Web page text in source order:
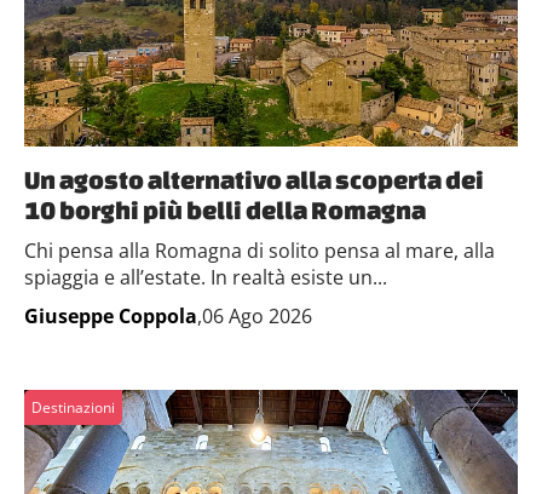
Un agosto alternativo alla scoperta dei
10 borghi più belli della Romagna
Chi pensa alla Romagna di solito pensa al mare, alla
spiaggia e all’estate. In realtà esiste un...
Giuseppe Coppola,06 Ago 2026
Destinazioni